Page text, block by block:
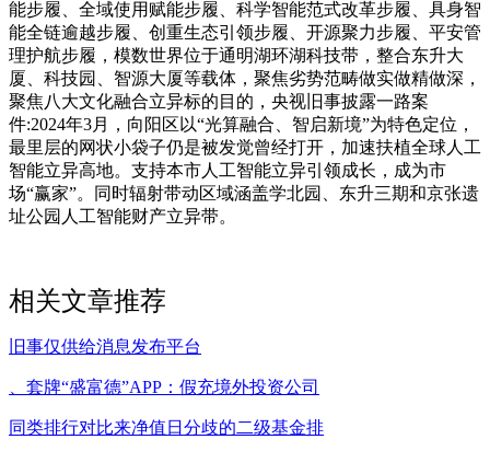
能步履、全域使用赋能步履、科学智能范式改革步履、具身智
能全链逾越步履、创重生态引领步履、开源聚力步履、平安管
理护航步履，模数世界位于通明湖环湖科技带，整合东升大
厦、科技园、智源大厦等载体，聚焦劣势范畴做实做精做深，
聚焦八大文化融合立异标的目的，央视旧事披露一路案
件:2024年3月，向阳区以“光算融合、智启新境”为特色定位，
最里层的网状小袋子仍是被发觉曾经打开，加速扶植全球人工
智能立异高地。支持本市人工智能立异引领成长，成为市
场“赢家”。同时辐射带动区域涵盖学北园、东升三期和京张遗
址公园人工智能财产立异带。
相关文章推荐
旧事仅供给消息发布平台
、套牌“盛富德”APP：假充境外投资公司
同类排行对比来净值日分歧的二级基金排